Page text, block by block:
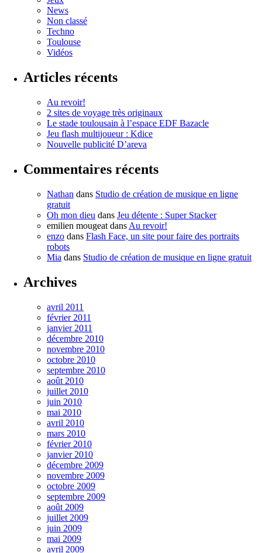
News
Non classé
Techno
Toulouse
Vidéos
Articles récents
Au revoir!
2 sites de voyage très originaux
Le stade toulousain à l’espace EDF Bazacle
Jeu flash multijoueur : Kdice
Nouvelle publicité D’areva
Commentaires récents
Nathan dans Studio de création de musique en ligne
gratuit
Oh mon dieu dans Jeu détente : Super Stacker
emilien mougeat dans Au revoir!
enzo dans Flash Face, un site pour faire des portraits
robots
Mia dans Studio de création de musique en ligne gratuit
Archives
avril 2011
février 2011
janvier 2011
décembre 2010
novembre 2010
octobre 2010
septembre 2010
août 2010
juillet 2010
juin 2010
mai 2010
avril 2010
mars 2010
février 2010
janvier 2010
décembre 2009
novembre 2009
octobre 2009
septembre 2009
août 2009
juillet 2009
juin 2009
mai 2009
avril 2009